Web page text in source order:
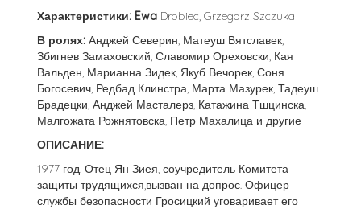
Характеристики: Ewa Drobiec, Grzegorz Szczuka
В ролях: Анджей Северин, Матеуш Вятславек,
Збигнев Замаховский, Славомир Ореховски, Кая
Вальден, Марианна Зидек, Якуб Вечорек, Соня
Богосевич, Редбад Клинстра, Марта Мазурек, Тадеуш
Брадецки, Анджей Масталерз, Катажина Тшцинска,
Малгожата Рожнятовска, Петр Махалица и другие
ОПИСАНИЕ:
1977 год. Отец Ян Зиея, соучредитель Комитета
защиты трудящихся,вызван на допрос. Офицер
службы безопасности Гросицкий уговаривает его